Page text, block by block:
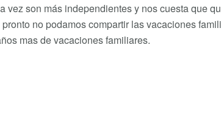
son más independientes y nos cuesta que
no podamos compartir las vacaciones
mas de vacaciones familiares.